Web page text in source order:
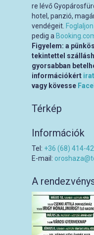
re lévő
hotel, panzió,
vendégeit.
pedig a
Figyelem: a
tekintettel
gyorsabban
információkért
vagy kövesse
Térkép
Információk
Tel: +36 (68) 414-
E-mail:
A